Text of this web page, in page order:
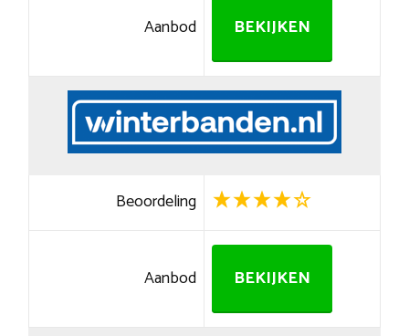
Aanbod BEKIJKEN
Beoordeling
Aanbod BEKIJKEN